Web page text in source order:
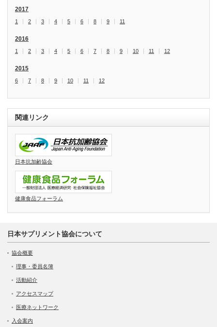
2017
1 2 3 4 5 6 8 9 11
2016
1 2 3 4 5 6 7 8 9 10 11 12
2015
6 7 8 9 10 11 12
関連リンク
日本抗加齢協会
健康食品フォーラム
日本サプリメント協会について
協会概要
理事・委員名簿
活動紹介
アクセスマップ
医療ネットワーク
入会案内